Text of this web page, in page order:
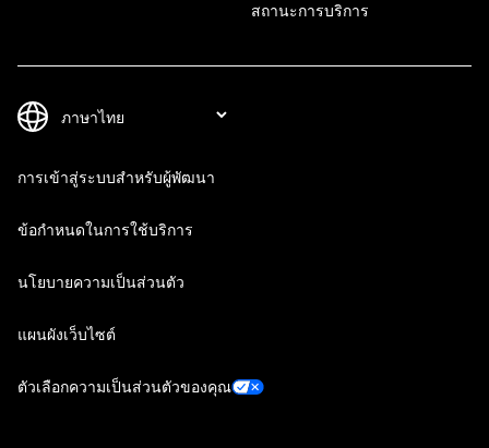
สถานะการบริการ
การเข้าสู่ระบบสำหรับผู้พัฒนา
ข้อกำหนดในการใช้บริการ
นโยบายความเป็นส่วนตัว
แผนผังเว็บไซต์
ตัวเลือกความเป็นส่วนตัวของคุณ